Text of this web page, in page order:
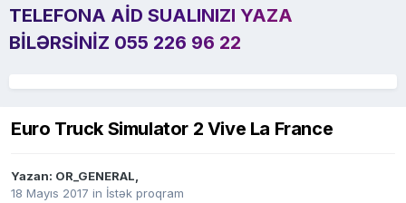
TELEFONA AID SUALINIZI YAZA
BILƏRSINIZ 055 226 96 22
Euro Truck Simulator 2 Vive La France
Yazan: OR_GENERAL,
18 Mayıs 2017 in İstək proqram